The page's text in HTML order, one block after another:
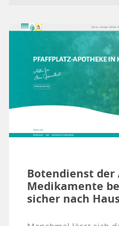
Botendienst der
Medikamente
sicher nach